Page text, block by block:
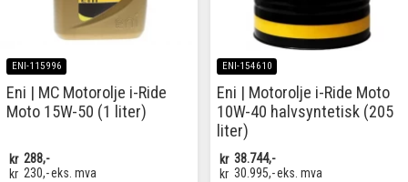
ENI-115996
Eni | MC Motorolje i-Ride
Moto 15W-50 (1 liter)
kr 288,-
kr 230,-eks. mva
ENI-154610
Eni | Motorolje i-Ride Moto
10W-40 halvsyntetisk (205
liter)
kr 38.744,-
kr 30.995,-eks. mva